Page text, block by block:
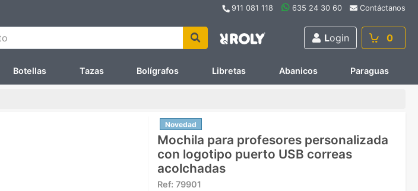
911 081 118 635 24 30 60 Contáctanos
Login 0
Botellas Tazas Bolígrafos Libretas Abanicos Paraguas
Novedad
Mochila para profesores personalizada
con logotipo puerto USB correas
acolchadas
Ref: 79901